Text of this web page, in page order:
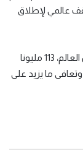
عالمي لإطلاق
وحتى مساء الجمعة، تجاوز عدد مصابي كورونا حول العالم، 113 مليونا
منهم أكثر من مليونين و523 ألفا، وتعافى ما يزيد على